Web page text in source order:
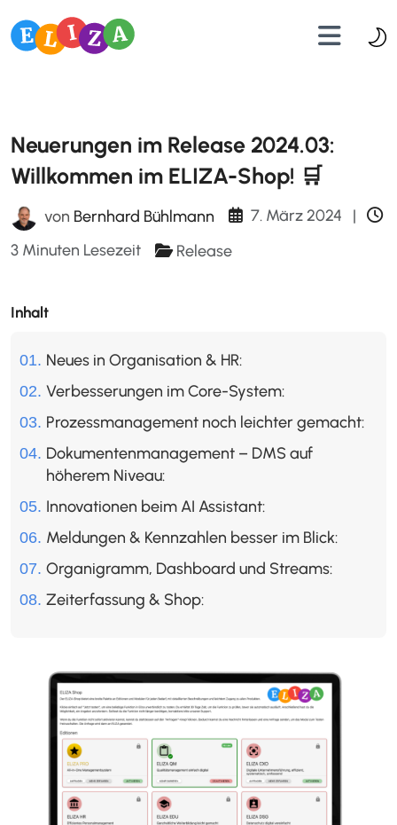
Neuerungen im Release 2024.03:
Willkommen im ELIZA-Shop! 🛒
von Bernhard Bühlmann 7. März 2024
|
3 Minuten Lesezeit
Release
Inhalt
Neues in Organisation & HR:
Verbesserungen im Core-System:
Prozessmanagement noch leichter gemacht:
Dokumentenmanagement – DMS auf
höherem Niveau:
Innovationen beim AI Assistant:
Meldungen & Kennzahlen besser im Blick:
Organigramm, Dashboard und Streams:
Zeiterfassung & Shop: